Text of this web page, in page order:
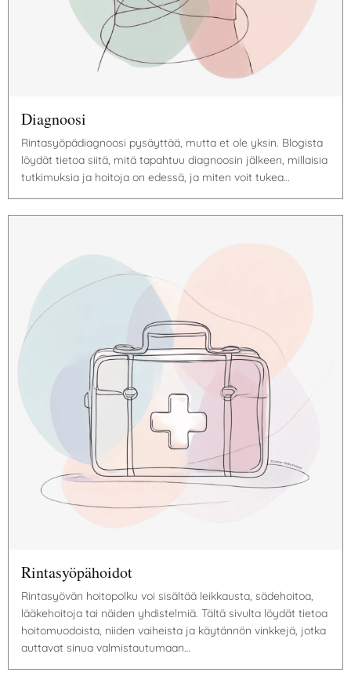
Diagnoosi
Rintasyöpädiagnoosi pysäyttää, mutta et ole yksin. Blogista
löydät tietoa siitä, mitä tapahtuu diagnoosin jälkeen, millaisia
tutkimuksia ja hoitoja on edessä, ja miten voit tukea…
Rintasyöpähoidot
Rintasyövän hoitopolku voi sisältää leikkausta, sädehoitoa,
lääkehoitoja tai näiden yhdistelmiä. Tältä sivulta löydät tietoa
hoitomuodoista, niiden vaiheista ja käytännön vinkkejä, jotka
auttavat sinua valmistautumaan…